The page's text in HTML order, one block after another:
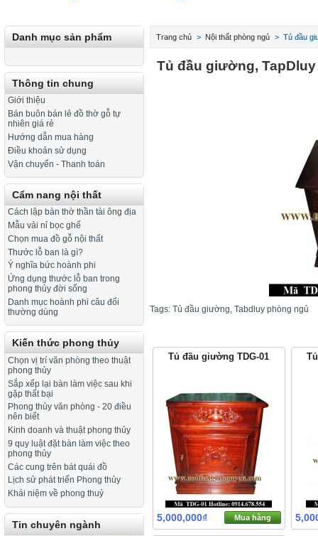
Danh mục sản phẩm
Thông tin chung
Giới thiệu
Bán buôn bán lẻ đồ thờ gỗ tự
nhiên giá rẻ
Hướng dẫn mua hàng
Điều khoản sử dụng
Vận chuyển - Thanh toán
Cẩm nang nội thất
Cách lập bàn thờ thần tài ông địa
Mẫu vải nỉ bọc ghế
Chọn mua đồ gỗ nội thất
Thước lỗ ban là gì?
Ý nghĩa bức hoành phi
Ứng dụng thước lỗ ban trong
phong thủy đời sống
Danh mục hoành phi câu đối
thường dùng
Kiến thức phong thủy
Chọn vị trí văn phòng theo thuật
phong thủy
Sắp xếp lại bàn làm việc sau khi
gặp thất bại
Phong thủy văn phòng - 20 điều
nên biết
Kinh doanh và thuật phong thủy
9 quy luật đặt bàn làm việc theo
phong thủy
Các cung trên bát quái đồ
Lịch sử phát triển Phong thủy
Khái niệm về phong thuỷ
Tin chuyên ngành
Trang chủ > Nội thất phòng ngủ > Tủ đầu
Tủ đầu giường, TapDluy
Tags: Tủ đầu giường, Tabdluy phòng ngủ
Tủ đầu giường TDG-01
5,000,000₫ Mua hàng